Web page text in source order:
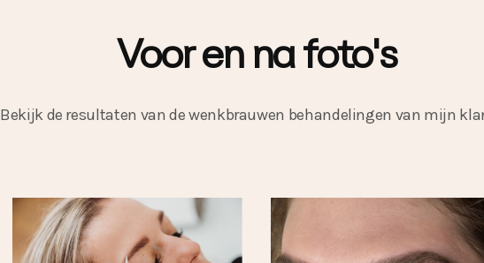
Voor en na foto's
Bekijk de resultaten van de wenkbrauwen behandelingen van mijn